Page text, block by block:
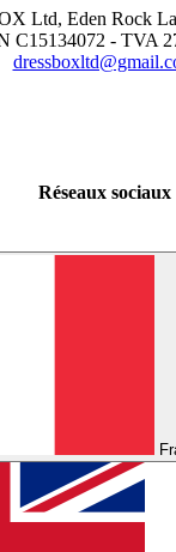
Ltd, Eden Rock
C15134072 - TVA
Réseaux sociaux